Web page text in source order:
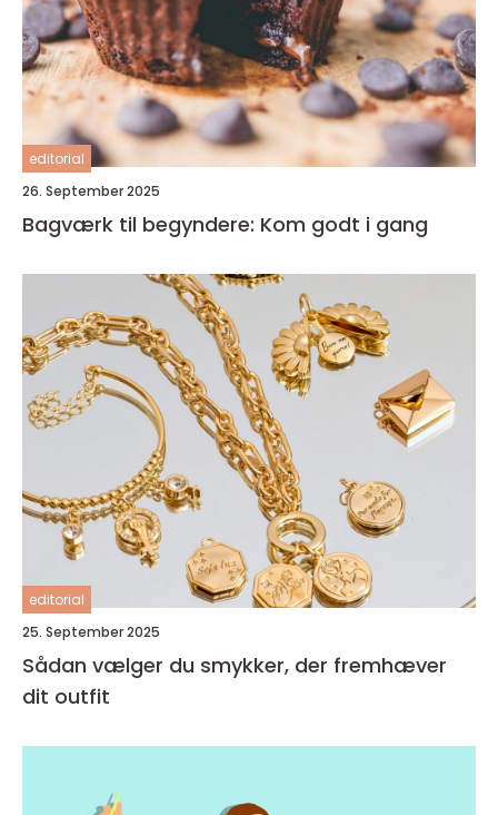
editorial
26. September 2025
Bagværk til begyndere: Kom godt i gang
editorial
25. September 2025
Sådan vælger du smykker, der fremhæver
dit outfit